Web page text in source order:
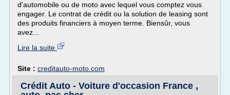
d'automobile ou de moto avec lequel vous comptez vous
engager. Le contrat de crédit ou la solution de leasing sont
des produits financiers à moyen terme. Biensûr, vous
avez...
Lire la suite
Site : creditauto-moto.com
Crédit Auto - Voiture d'occasion France ,